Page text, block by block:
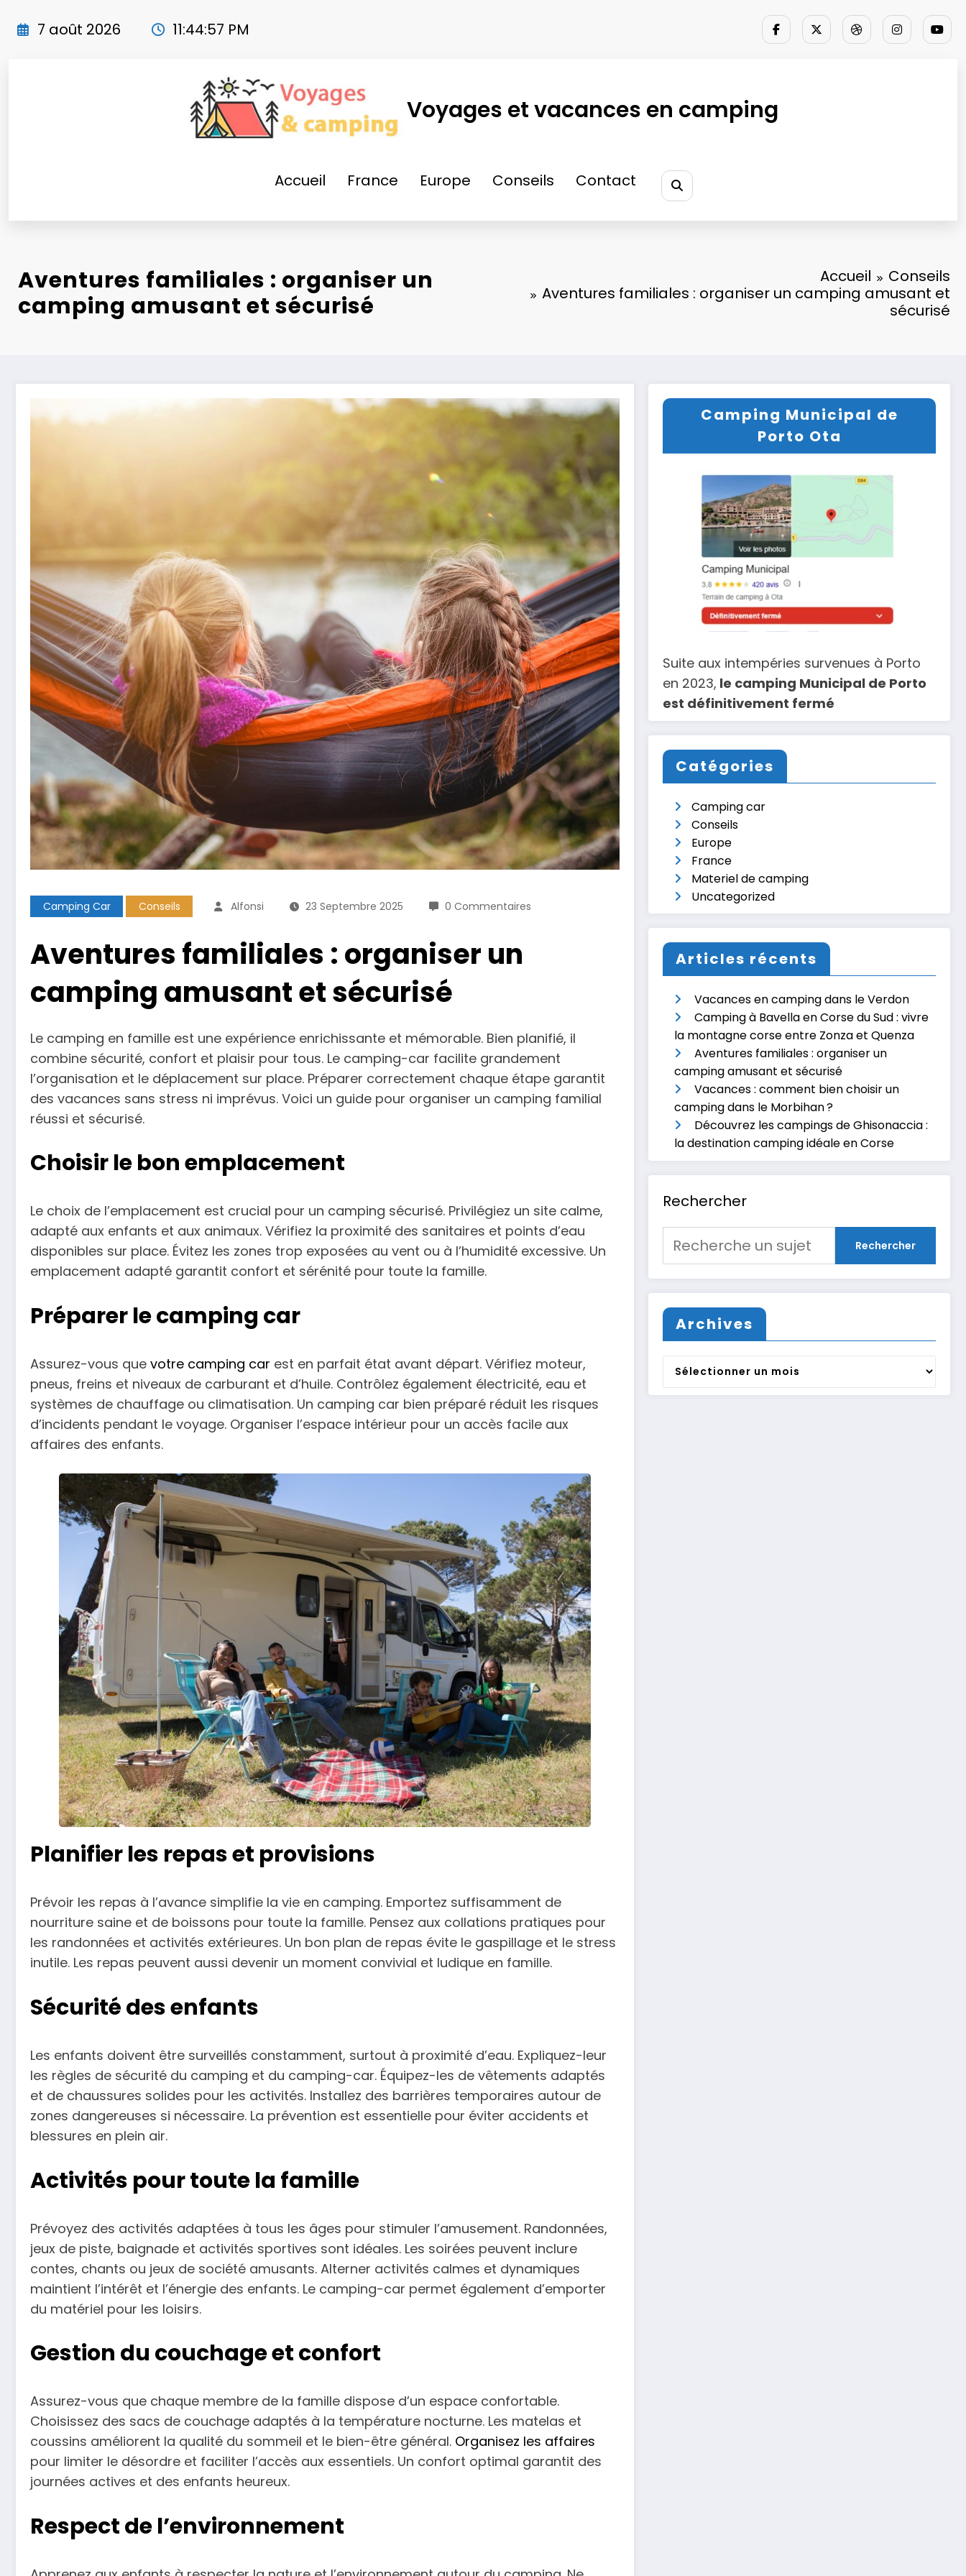
7 août 2026 11:44:59 PM
Voyages et vacances en camping
Accueil France Europe Conseils Contact
Aventures familiales : organiser un
camping amusant et sécurisé
Accueil
Conseils
Aventures familiales : organiser un camping amusant et
sécurisé
Camping Car Conseils Alfonsi 23 Septembre 2025 0 Commentaires
Aventures familiales : organiser un
camping amusant et sécurisé
Le camping en famille est une expérience enrichissante et mémorable. Bien planifié, il
combine sécurité, confort et plaisir pour tous. Le camping-car facilite grandement
l’organisation et le déplacement sur place. Préparer correctement chaque étape garantit
des vacances sans stress ni imprévus. Voici un guide pour organiser un camping familial
réussi et sécurisé.
Choisir le bon emplacement
Le choix de l’emplacement est crucial pour un camping sécurisé. Privilégiez un site calme,
adapté aux enfants et aux animaux. Vérifiez la proximité des sanitaires et points d’eau
disponibles sur place. Évitez les zones trop exposées au vent ou à l’humidité excessive. Un
emplacement adapté garantit confort et sérénité pour toute la famille.
Préparer le camping car
Assurez-vous que votre camping car est en parfait état avant départ. Vérifiez moteur,
pneus, freins et niveaux de carburant et d’huile. Contrôlez également électricité, eau et
systèmes de chauffage ou climatisation. Un camping car bien préparé réduit les risques
d’incidents pendant le voyage. Organiser l’espace intérieur pour un accès facile aux
affaires des enfants.
Planifier les repas et provisions
Prévoir les repas à l’avance simplifie la vie en camping. Emportez suffisamment de
nourriture saine et de boissons pour toute la famille. Pensez aux collations pratiques pour
les randonnées et activités extérieures. Un bon plan de repas évite le gaspillage et le stress
inutile. Les repas peuvent aussi devenir un moment convivial et ludique en famille.
Sécurité des enfants
Les enfants doivent être surveillés constamment, surtout à proximité d’eau. Expliquez-leur
les règles de sécurité du camping et du camping-car. Équipez-les de vêtements adaptés
et de chaussures solides pour les activités. Installez des barrières temporaires autour de
zones dangereuses si nécessaire. La prévention est essentielle pour éviter accidents et
blessures en plein air.
Activités pour toute la famille
Prévoyez des activités adaptées à tous les âges pour stimuler l’amusement. Randonnées,
jeux de piste, baignade et activités sportives sont idéales. Les soirées peuvent inclure
contes, chants ou jeux de société amusants. Alterner activités calmes et dynamiques
maintient l’intérêt et l’énergie des enfants. Le camping-car permet également d’emporter
du matériel pour les loisirs.
Gestion du couchage et confort
Assurez-vous que chaque membre de la famille dispose d’un espace confortable.
Choisissez des sacs de couchage adaptés à la température nocturne. Les matelas et
coussins améliorent la qualité du sommeil et le bien-être général. Organisez les affaires
pour limiter le désordre et faciliter l’accès aux essentiels. Un confort optimal garantit des
journées actives et des enfants heureux.
Respect de l’environnement
Camping Municipal de
Porto Ota
Suite aux intempéries survenues à Porto
en 2023, le camping Municipal de Porto
est définitivement fermé
Catégories
Camping car
Conseils
Europe
France
Materiel de camping
Uncategorized
Articles récents
Vacances en camping dans le Verdon
Camping à Bavella en Corse du Sud : vivre
la montagne corse entre Zonza et Quenza
Aventures familiales : organiser un
camping amusant et sécurisé
Vacances : comment bien choisir un
camping dans le Morbihan ?
Découvrez les campings de Ghisonaccia :
la destination camping idéale en Corse
Rechercher
Rechercher
Archives
Archives